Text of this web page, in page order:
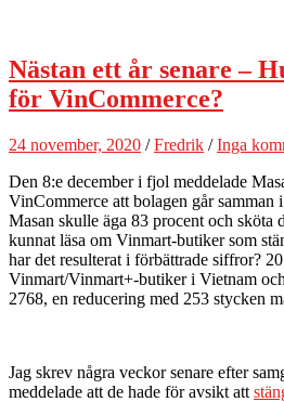
Nästan ett år senare –
för VinCommerce?
24 november, 2020 /Fredrik /Inga
Den 8:e december i fjol meddelade
VinCommerce att bolagen går samman
Masan skulle äga 83 procent och sköta
kunnat läsa om Vinmart-butiker som
har det resulterat i förbättrade siffror?
Vinmart/Vinmart+-butiker i Vietnam
2768, en reducering med 253 stycken
Jag skrev några veckor senare efter
meddelade att de hade för avsikt att